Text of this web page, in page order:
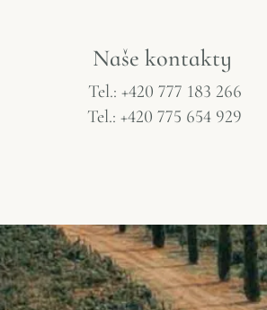
Naše kontakty
Tel.: +420 777 183 266
Tel.: +420 775 654 929